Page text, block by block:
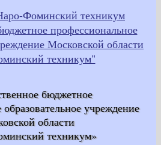
бюджетное
учреждение
области
техникум»